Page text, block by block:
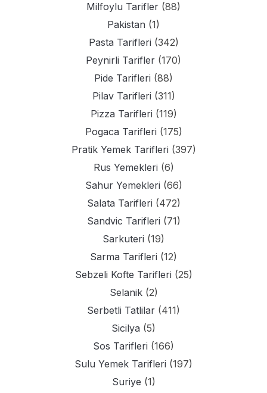
Milfoylu Tarifler (88)
Pakistan (1)
Pasta Tarifleri (342)
Peynirli Tarifler (170)
Pide Tarifleri (88)
Pilav Tarifleri (311)
Pizza Tarifleri (119)
Pogaca Tarifleri (175)
Pratik Yemek Tarifleri (397)
Rus Yemekleri (6)
Sahur Yemekleri (66)
Salata Tarifleri (472)
Sandvic Tarifleri (71)
Sarkuteri (19)
Sarma Tarifleri (12)
Sebzeli Kofte Tarifleri (25)
Selanik(2)
Serbetli Tatlilar (411)
Sicilya (5)
Sos Tarifleri (166)
Sulu Yemek Tarifleri (197)
Suriye (1)